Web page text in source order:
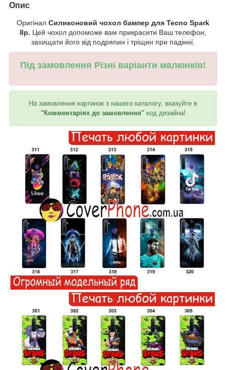
Опис
Оригінал Силиконовий чохол бампер для Tecno Spark
8p. Цей чохол допоможе вам прикрасити Ваш телефон,
захищати його від подряпин і тріщин при падінні.
Під замовлення Різні варіанти малюнків!
На замовлення картинок з нашого каталогу, вказуйте в
"Комментаріях до замовлення"код дизайна!